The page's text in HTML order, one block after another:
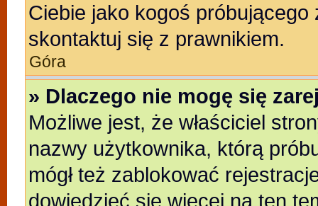
Ciebie jako kogoś
skontaktuj się z prawnikiem.
Góra
» Dlaczego nie mogę się
Możliwe jest, że właściciel
nazwy użytkownika, którą
mógł też zablokować
dowiedzieć się więcej na ten